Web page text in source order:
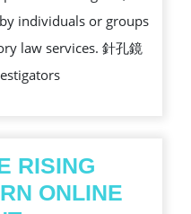
individuals or groups
law services. 針孔鏡
RISING
ONLINE